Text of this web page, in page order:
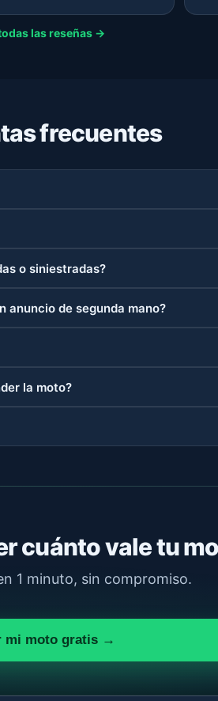
las reseñas →
frecuentes
o siniestradas?
anuncio de segunda mano?
la moto?
cuánto vale tu
1 minuto, sin compromiso.
mi moto gratis →